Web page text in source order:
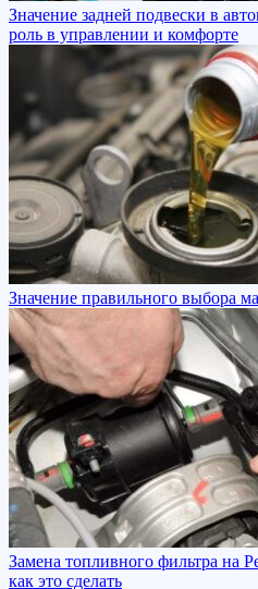
Значение задней подвески в
роль в управлении и комфорте
Значение правильного выбора
Замена топливного фильтра на
как это сделать